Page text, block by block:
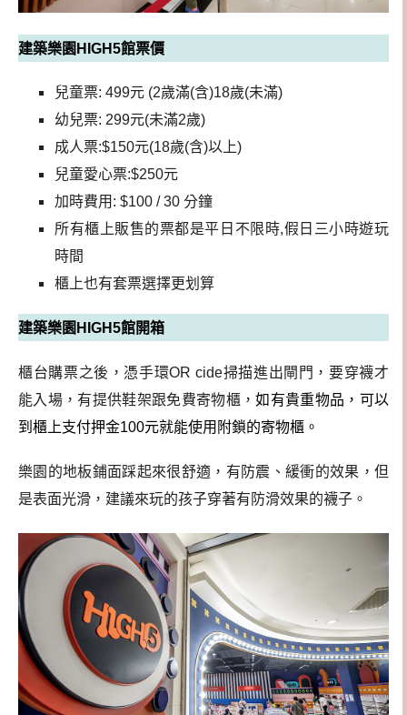
建築樂園HIGH5館票價
兒童票: 499元 (2歲滿(含)18歲(未滿)
幼兒票: 299元(未滿2歲)
成人票:$150元(18歲(含)以上)
兒童愛心票:$250元
加時費用: $100 / 30 分鐘
所有櫃上販售的票都是平日不限時,假日三小時遊玩
時間
櫃上也有套票選擇更划算
建築樂園HIGH5館開箱
櫃台購票之後，憑手環OR cide掃描進出閘門，要穿襪才
能入場，有提供鞋架跟免費寄物櫃，如有貴重物品，可以
到櫃上支付押金100元就能使用附鎖的寄物櫃。
樂園的地板鋪面踩起來很舒適，有防震、緩衝的效果，但
是表面光滑，建議來玩的孩子穿著有防滑效果的襪子。